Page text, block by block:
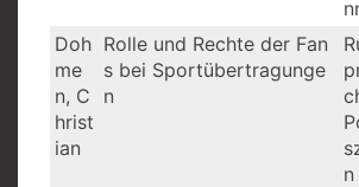
Doh
me
n, C
hrist
ian
Rolle und Rechte der Fan
s bei Sportübertragunge
n
n